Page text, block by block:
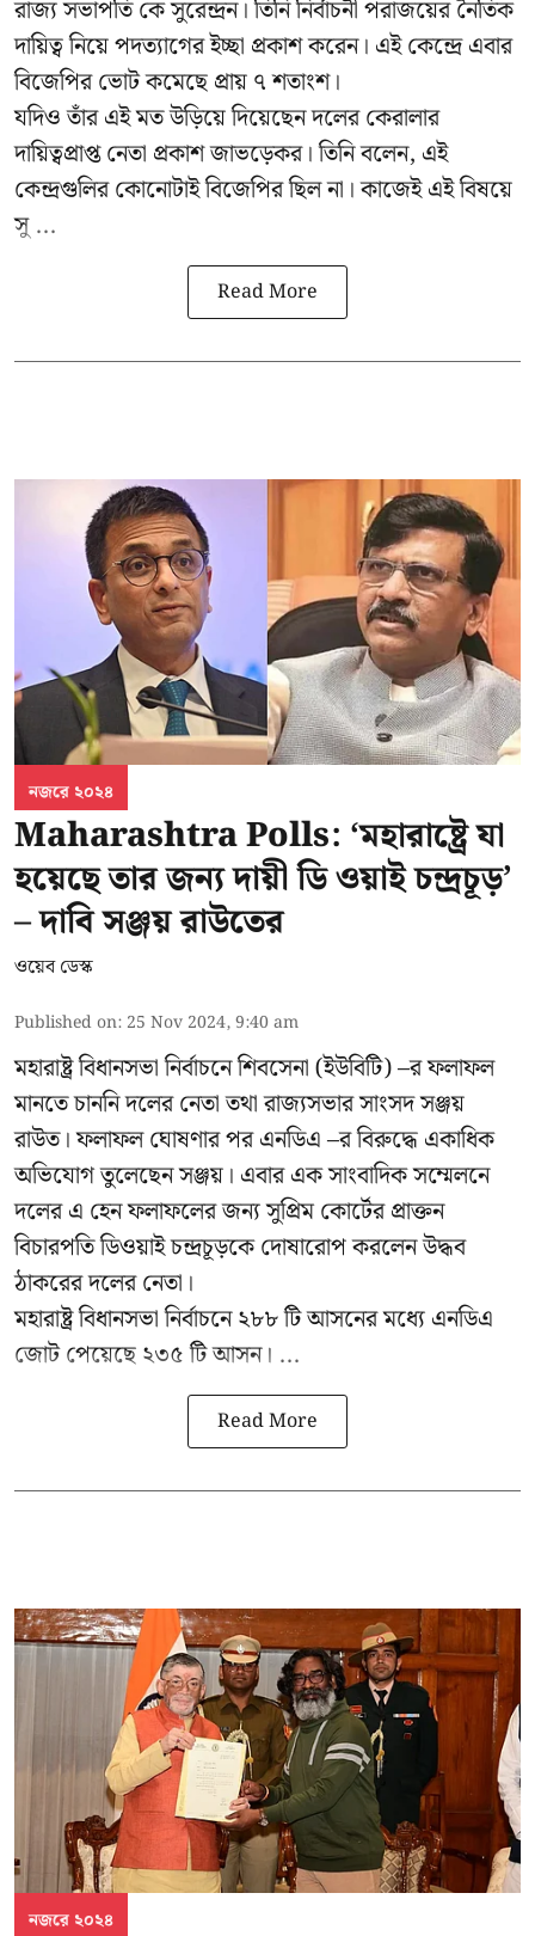
রাজ্য সভাপতি কে সুরেন্দ্রন। তিনি নির্বাচনী পরাজয়ের নৈতিক
দায়িত্ব নিয়ে পদত্যাগের ইচ্ছা প্রকাশ করেন। এই কেন্দ্রে এবার
বিজেপির ভোট কমেছে প্রায় ৭ শতাংশ।
যদিও তাঁর এই মত উড়িয়ে দিয়েছেন দলের কেরালার
দায়িত্বপ্রাপ্ত নেতা প্রকাশ জাভড়েকর। তিনি বলেন, এই
কেন্দ্রগুলির কোনোটাই বিজেপির ছিল না। কাজেই এই বিষয়ে
সু ...
Read More
নজরে ২০২৪
Maharashtra Polls: ‘মহারাষ্ট্রে যা
হয়েছে তার জন্য দায়ী ডি ওয়াই চন্দ্রচূড়’
– দাবি সঞ্জয় রাউতের
ওয়েব ডেস্ক
Published on: 25 Nov 2024, 9:40 am
মহারাষ্ট্র বিধানসভা নির্বাচনে শিবসেনা (ইউবিটি) –র ফলাফল
মানতে চাননি দলের নেতা তথা রাজ্যসভার সাংসদ সঞ্জয়
রাউত। ফলাফল ঘোষণার পর এনডিএ –র বিরুদ্ধে একাধিক
অভিযোগ তুলেছেন সঞ্জয়। এবার এক সাংবাদিক সম্মেলনে
দলের এ হেন ফলাফলের জন্য সুপ্রিম কোর্টের প্রাক্তন
বিচারপতি ডিওয়াই চন্দ্রচূড়কে দোষারোপ করলেন উদ্ধব
ঠাকরের দলের নেতা।
মহারাষ্ট্র বিধানসভা নির্বাচনে ২৮৮ টি আসনের মধ্যে এনডিএ
জোট পেয়েছে ২৩৫ টি আসন। ...
Read More
নজরে ২০২৪